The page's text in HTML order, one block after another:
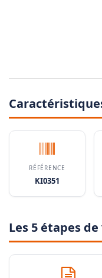
RÉFÉRENCE
KI0351
Les 5 étapes